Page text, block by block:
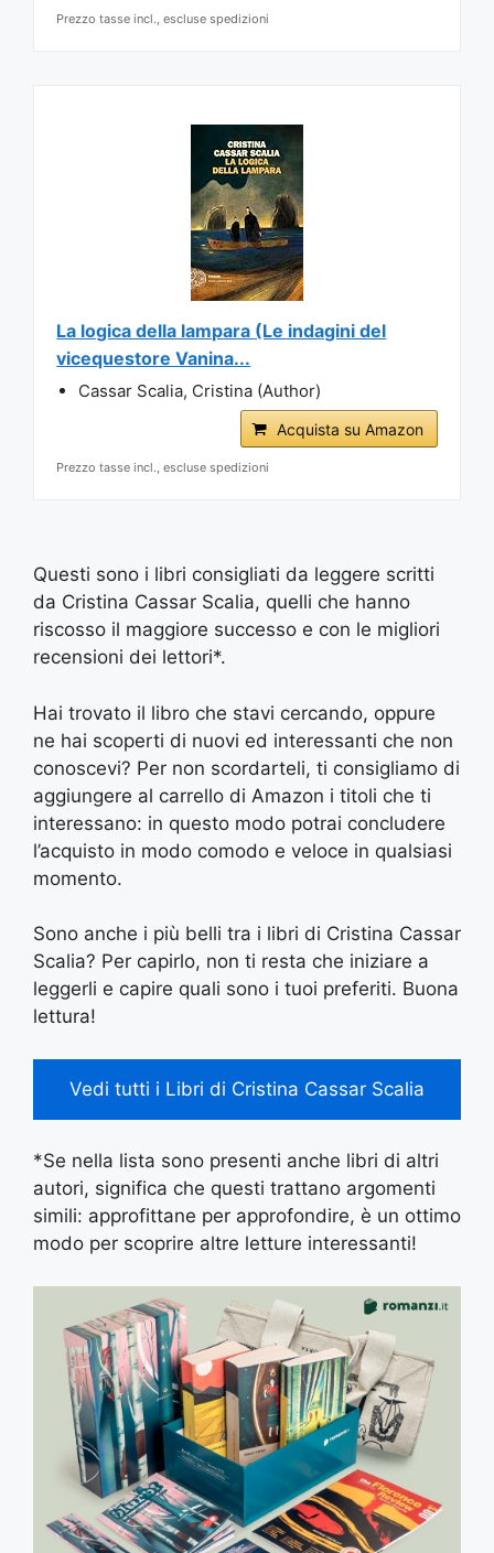
Prezzo tasse incl., escluse spedizioni
La logica della lampara (Le indagini del
vicequestore Vanina...
Cassar Scalia, Cristina (Author)
Acquista su Amazon
Prezzo tasse incl., escluse spedizioni
Questi sono i libri consigliati da leggere scritti
da Cristina Cassar Scalia, quelli che hanno
riscosso il maggiore successo e con le migliori
recensioni dei lettori*.
Hai trovato il libro che stavi cercando, oppure
ne hai scoperti di nuovi ed interessanti che non
conoscevi? Per non scordarteli, ti consigliamo di
aggiungere al carrello di Amazon i titoli che ti
interessano: in questo modo potrai concludere
l’acquisto in modo comodo e veloce in qualsiasi
momento.
Sono anche i più belli tra i libri di Cristina Cassar
Scalia? Per capirlo, non ti resta che iniziare a
leggerli e capire quali sono i tuoi preferiti. Buona
lettura!
Vedi tutti i Libri di Cristina Cassar Scalia
*Se nella lista sono presenti anche libri di altri
autori, significa che questi trattano argomenti
simili: approfittane per approfondire, è un ottimo
modo per scoprire altre letture interessanti!